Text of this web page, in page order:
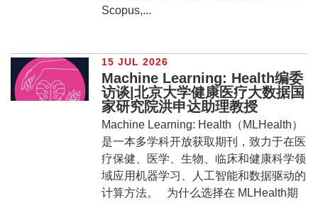
Scopus,...
15 JUL 2026
Machine Learning: Health编委
访谈|北京大学健康医疗大数据国
家研究院洪申达助理教授
Machine Learning: Health（MLHealth）
是一本多学科开放获取期刊，致力于在医
疗保健、医学、生物、临床和健康科学领
域应用机器学习、人工智能和数据驱动的
计算方法。 为什么选择在 MLHealth期